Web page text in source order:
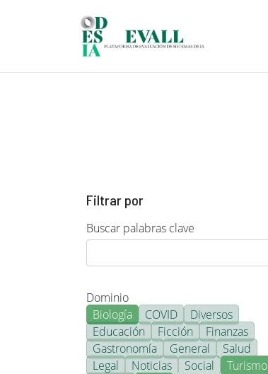
Filtrar por
Buscar palabras clave
Dominio
Biología
COVID
Diversos
Educación
Ficción
Finanzas
Gastronomía
General
Salud
Legal
Noticias Social
Turismo